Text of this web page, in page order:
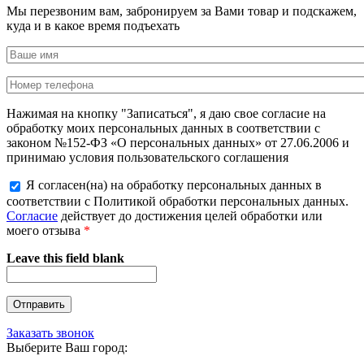
Мы перезвоним вам, забронируем за Вами товар и подскажем,
куда и в какое время подъехать
Нажимая на кнопку "Записаться", я даю свое согласие на
обработку моих персональных данных в соответствии с
законом №152-ФЗ «О персональных данных» от 27.06.2006 и
принимаю условия пользовательского соглашения
Я согласен(на) на обработку персональных данных в
соответствии с Политикой обработки персональных данных.
Согласие действует до достижения целей обработки или
моего отзыва *
Leave this field blank
Заказать звонок
Выберите Ваш город: